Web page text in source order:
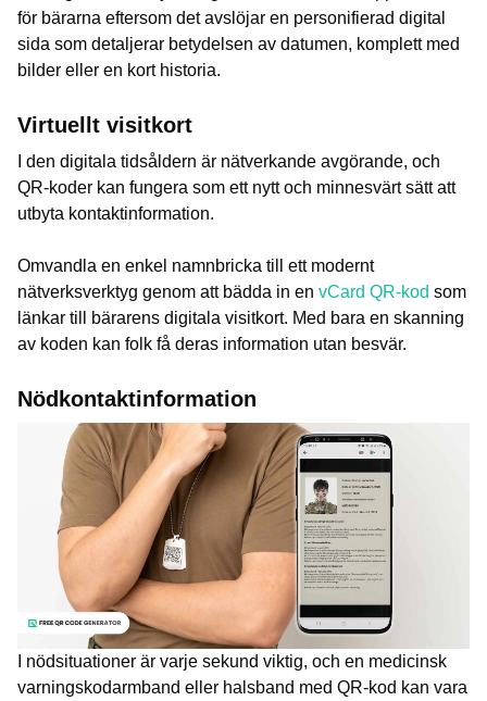
för bärarna eftersom det avslöjar en personifierad digital
sida som detaljerar betydelsen av datumen, komplett med
bilder eller en kort historia.
Virtuellt visitkort
I den digitala tidsåldern är nätverkande avgörande, och
QR-koder kan fungera som ett nytt och minnesvärt sätt att
utbyta kontaktinformation.
Omvandla en enkel namnbricka till ett modernt
nätverksverktyg genom att bädda in en vCard QR-kod som
länkar till bärarens digitala visitkort. Med bara en skanning
av koden kan folk få deras information utan besvär.
Nödkontaktinformation
I nödsituationer är varje sekund viktig, och en medicinsk
varningskodarmband eller halsband med QR-kod kan vara